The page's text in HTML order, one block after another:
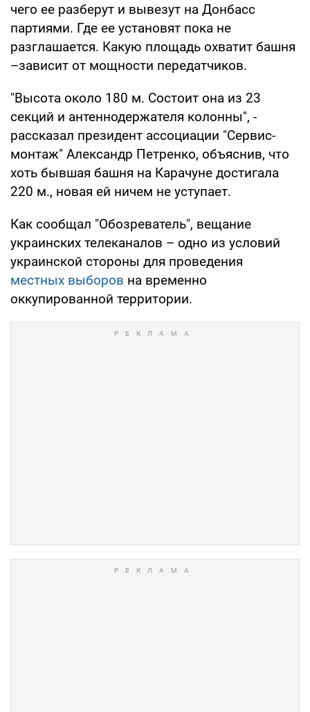
чего ее разберут и вывезут на Донбасс
партиями. Где ее установят пока не
разглашается. Какую площадь охватит башня
–зависит от мощности передатчиков.
"Высота около 180 м. Состоит она из 23
секций и антеннодержателя колонны", -
рассказал президент ассоциации "Сервис-
монтаж" Александр Петренко, объяснив, что
хоть бывшая башня на Карачуне достигала
220 м., новая ей ничем не уступает.
Как сообщал "Обозреватель", вещание
украинских телеканалов – одно из условий
украинской стороны для проведения
местных выборов на временно
оккупированной территории.